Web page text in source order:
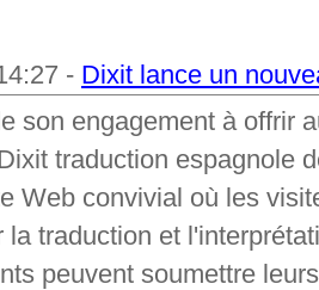
- Dixit lance un
son engagement à offrir
traduction espagnole
Web convivial où les
la traduction et
peuvent soumettre